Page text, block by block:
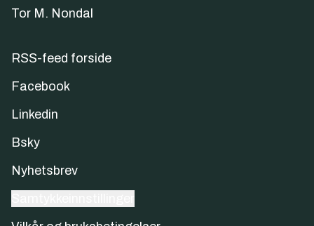
Tor M. Nondal
RSS-feed forside
Facebook
Linkedin
Bsky
Nyhetsbrev